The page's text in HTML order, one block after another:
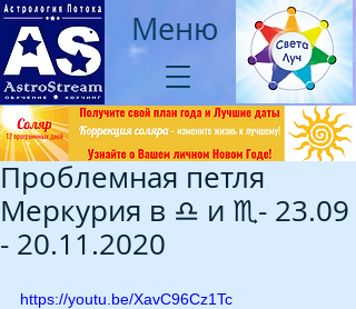
Меню
Проблемная петля
Меркурия в ♎ и ♏- 23.09
- 20.11.2020
https://youtu.be/XavC96Cz1Tc